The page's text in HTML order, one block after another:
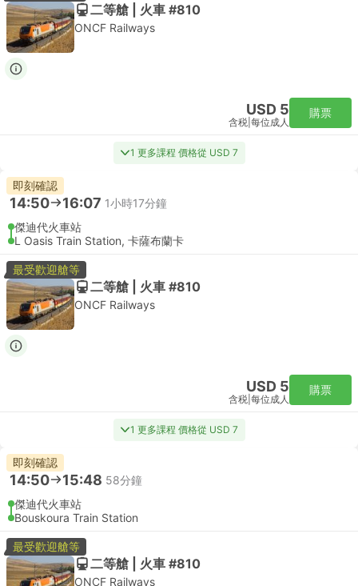
二等艙 | 火車 #810
ONCF Railways
USD 5
含税 每位成人
購票
1 更多課程 價格從 USD 7
即刻確認
14:50 16:07 1小時17分鐘
傑迪代火車站
L Oasis Train Station, 卡薩布蘭卡
最受歡迎艙等
二等艙 | 火車 #810
ONCF Railways
USD 5
含税 每位成人
購票
1 更多課程 價格從 USD 7
即刻確認
14:50 15:48 58分鐘
傑迪代火車站
Bouskoura Train Station
最受歡迎艙等
二等艙 | 火車 #810
ONCF Railways